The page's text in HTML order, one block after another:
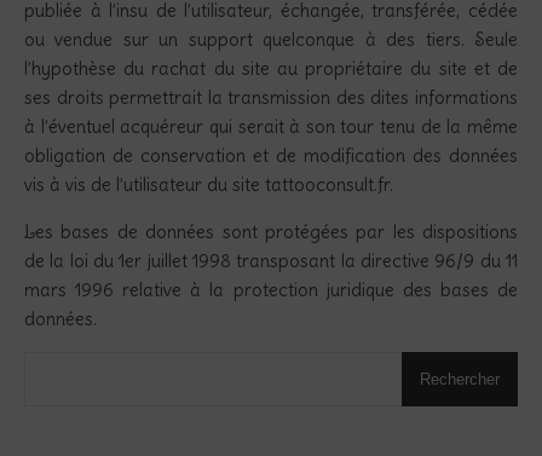
publiée à l’insu de l’utilisateur, échangée, transférée, cédée
ou vendue sur un support quelconque à des tiers. Seule
l’hypothèse du rachat du site au propriétaire du site et de
ses droits permettrait la transmission des dites informations
à l’éventuel acquéreur qui serait à son tour tenu de la même
obligation de conservation et de modification des données
vis à vis de l’utilisateur du site tattooconsult.fr.
Les bases de données sont protégées par les dispositions
de la loi du 1er juillet 1998 transposant la directive 96/9 du 11
mars 1996 relative à la protection juridique des bases de
données.
Rechercher